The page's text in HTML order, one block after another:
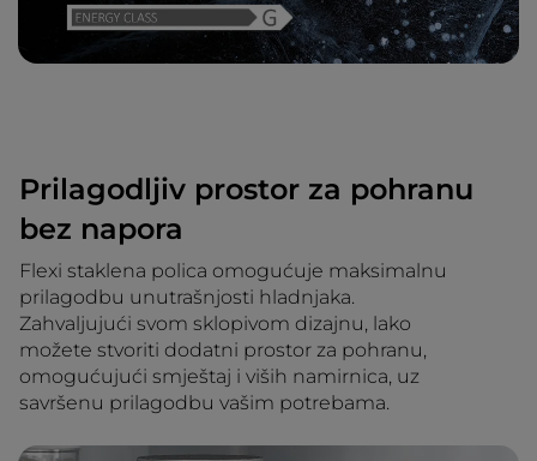
Prilagodljiv prostor za pohranu
bez napora
Flexi staklena polica omogućuje maksimalnu
prilagodbu unutrašnjosti hladnjaka.
Zahvaljujući svom sklopivom dizajnu, lako
možete stvoriti dodatni prostor za pohranu,
omogućujući smještaj i viših namirnica, uz
savršenu prilagodbu vašim potrebama.